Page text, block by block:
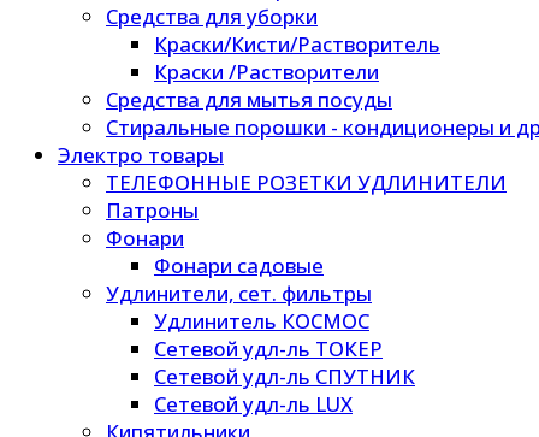
Средства для уборки
Краски/Кисти/Растворитель
Краски /Растворители
Средства для мытья посуды
Стиральные порошки - кондиционеры и
Электро товары
ТЕЛЕФОННЫЕ РОЗЕТКИ УДЛИНИТЕЛИ
Патроны
Фонари
Фонари садовые
Удлинители, сет. фильтры
Удлинитель КОСМОС
Сетевой удл-ль ТОКЕР
Сетевой удл-ль СПУТНИК
Сетевой удл-ль LUX
Кипятильники